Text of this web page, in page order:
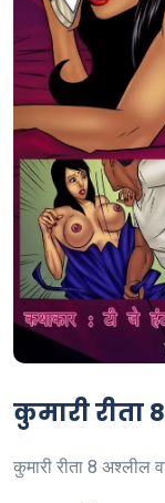
कुमारी रीता
कुमारी रीता 8 अश्लील